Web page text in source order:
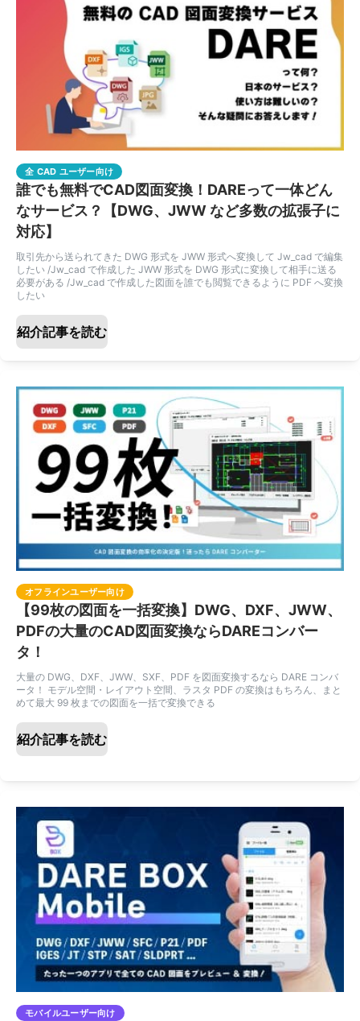
全 CAD ユーザー向け
誰でも無料でCAD図面変換！DAREって一体どん
なサービス？【DWG、JWW など多数の拡張子に
対応】
取引先から送られてきた DWG 形式を JWW 形式へ変換して Jw_cad で編集
したい /Jw_cad で作成した JWW 形式を DWG 形式に変換して相手に送る
必要がある /Jw_cad で作成した図面を誰でも閲覧できるように PDF へ変換
したい
紹介記事を読む
オフラインユーザー向け
【99枚の図面を一括変換】DWG、DXF、JWW、
PDFの大量のCAD図面変換ならDAREコンバー
タ！
大量の DWG、DXF、JWW、SXF、PDF を図面変換するなら DARE コンバ
ータ！ モデル空間・レイアウト空間、ラスタ PDF の変換はもちろん、まと
めて最大 99 枚までの図面を一括で変換できる
紹介記事を読む
モバイルユーザー向け